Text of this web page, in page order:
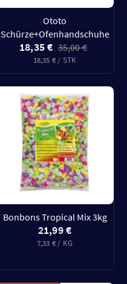
Ototo
Schürze+Ofenhandschuhe
18,35 € 35,00 €
18,35 € / STK
Bonbons Tropical Mix 3kg
21,99 €
7,33 € / KG